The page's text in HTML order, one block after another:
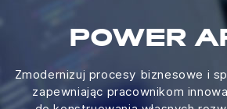
POWER
Zmodernizuj procesy biznesowe i
zapewniając pracownikom